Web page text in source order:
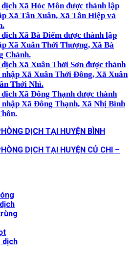
Xã Hóc Môn được thành lập
Xã Tân Xuân, Xã Tân Hiệp và
dịch Xã Bà Điểm được thành lập
Xã Xuân Thới Thượng, Xã Bà
Chánh.
Xã Xuân Thới Sơn được thành
nhập Xã Xuân Thới Đông, Xã Xuân
Thới Nhì.
Xã Đông Thạnh được thành
nhập Xã Đông Thạnh, Xã Nhị Bình
DỊCH TẠI HUYỆN BÌNH
DỊCH TẠI HUYỆN CỦ CHI –
dịch